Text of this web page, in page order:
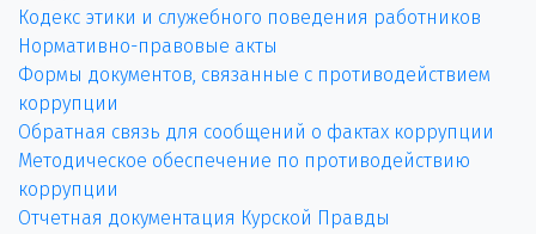
Кодекс этики и служебного поведения работников
Нормативно-правовые акты
Формы документов, связанные с противодействием
коррупции
Обратная связь для сообщений о фактах коррупции
Методическое обеспечение по противодействию
коррупции
Отчетная документация Курской Правды